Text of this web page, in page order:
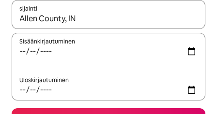
sijainti
Kun tulokset ovat saatavilla, navigoi ylös- ja alas-
Sisäänkirjautuminen
Uloskirjautuminen